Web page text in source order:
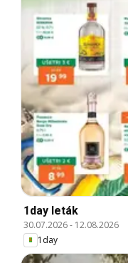
1day leták
30.07.2026- 12.08.2026
1day